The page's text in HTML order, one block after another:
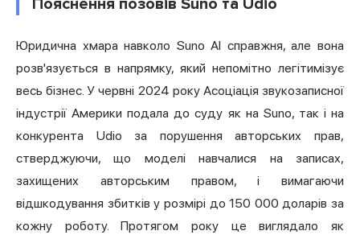
Пояснення позовів Suno та Udio
Юридична хмара навколо Suno AI справжня, але вона
розв'язується в напрямку, який непомітно легітимізує
весь бізнес. У червні 2024 року Асоціація звукозаписної
індустрії Америки подала до суду як на Suno, так і на
конкурента Udio за порушення авторських прав,
стверджуючи, що моделі навчалися на записах,
захищених авторським правом, і вимагаючи
відшкодування збитків у розмірі до 150 000 доларів за
кожну роботу. Протягом року це виглядало як